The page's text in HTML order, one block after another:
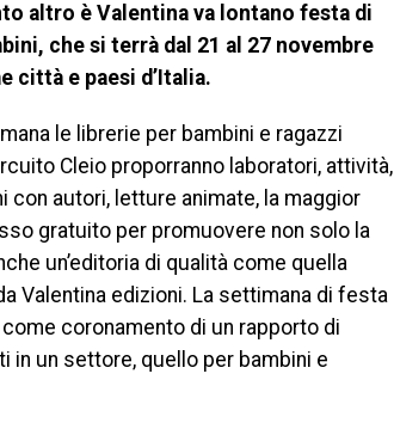
altro è Valentina va lontano festa di
che si terrà dal 21 al 27 novembre
città e paesi d’Italia.
le librerie per bambini e ragazzi
Cleio proporranno laboratori, attività,
con autori, letture animate, la maggior
gratuito per promuovere non solo la
un’editoria di qualità come quella
Valentina edizioni. La settimana di festa
coronamento di un rapporto di
un settore, quello per bambini e